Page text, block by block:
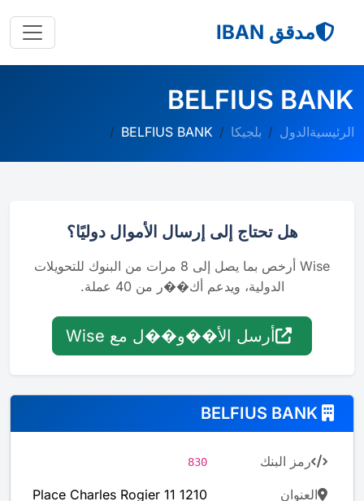
مدقق IBAN
BELFIUS BANK
الرئيسيةالدول بلجيكا BELFIUS BANK
هل تحتاج إلى إرسال الأموال دوليًا؟
Wise أرخص بما يصل إلى 8 مرات من البنوك للتحويلات
الدولية، ويدعم أك��ر من 40 عملة.
أرسل الأ��و��ل مع Wise
رمز البنك 830
العنوان
Place Charles Rogier 11 1210